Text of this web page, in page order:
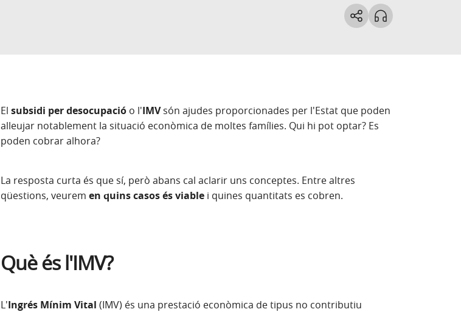
El subsidi per desocupacióo l'IMVsón ajudes proporcionades per l'Estat que poden
alleujar notablement la situació econòmica de moltes famílies. Qui hi pot optar? Es
poden cobrar alhora?
La resposta curta és que sí, però abans cal aclarir uns conceptes. Entre altres
qüestions, veurem en quins casos és viablei quines quantitats es cobren.
Què és l'IMV?
L'Ingrés Mínim Vital (IMV) és una prestació econòmica de tipus no contributiu